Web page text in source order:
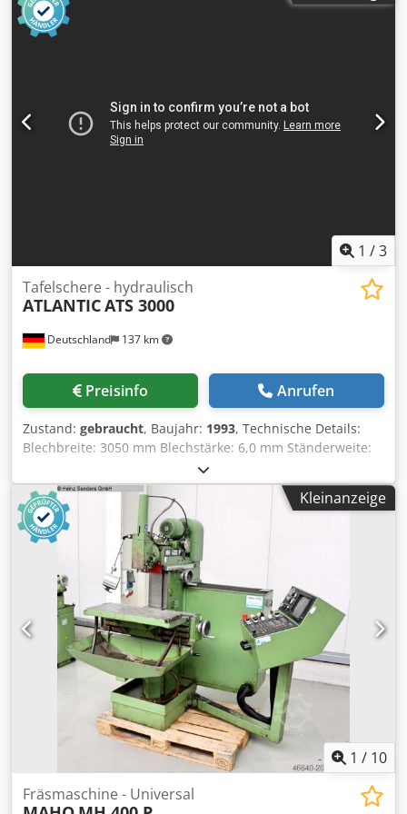
können getestet und inspiziert werden. Csderfx Utjpfx An
Ujha Spezifikation: Modell: EDWARDS PEARSON 100/3100
Rücklaufgeschwindigkeit: 110 mm/s Achsen: automatisch
X1, X2, Y1, Y2, Z1, Z2, R Werkzeuge: Verfügbar Gewicht: 7 T
Sonstiges: Neuer Bildschirm vor kurzem ersetzt, Tastatur
1 /3
Deutschland 137 km
Tafelschere - hydraulisch
ATLANTICATS 3000
Preisinfo Anrufen
Zustand: gebraucht, Baujahr: 1993, Technische Details:
Blechbreite: 3050 mm Blechstärke: 6,0 mm Ständerweite:
3460 mm Hubzahl: min./max.: 9 / 17 Hub/min
Hinteranschlag: 750 mm (motorisch) mm Schnittwinkel:
0,5° - 3,0° ° Schnittspaltverstellung: manuell mm Cedpeu
Rni Hsfx An Ueha Niederhalter: 18 Stück (hydraulisch)
Stück Tischgröße: 380 x 3100 mm Gesamtanschlußleistung:
7,5 kW Maschinengewicht ca.: 4,56 t Abmessungen
Maschine: L: 3,64 x B: 2,55 x H: 1,58 m Ausstattung: -mit
Seitenanschlag L: 1000 x B: 100 x H: 60 mm und
Anschlagleiste 990 mm, mit 8 Stück Auflagen -Bedienung
über Schalttafel und Fußbedienung -
Schnittzonenbeleuchtung -Hubzähler -Maschinenfüße i.D.
Kleinanzeige
1 / 10
Fräsmaschine - Universal